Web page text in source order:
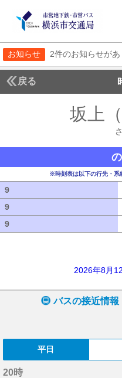
お知らせ 2件のお知らせがあ
戻る
坂上
※時刻表は以下の行先・系
9
9
9
2026年8月
バスの接近情報
平日
20時